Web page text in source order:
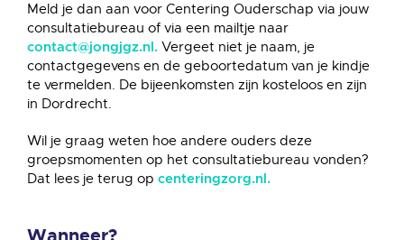
Meld je dan aan voor Centering Ouderschap via jouw
consultatiebureau of via een mailtje naar
contact@jongjgz.nl. Vergeet niet je naam, je
contactgegevens en de geboortedatum van je kindje
te vermelden. De bijeenkomsten zijn kosteloos en zijn
in Dordrecht.
Wil je graag weten hoe andere ouders deze
groepsmomenten op het consultatiebureau vonden?
Dat lees je terug op centeringzorg.nl.